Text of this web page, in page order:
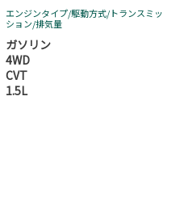
エンジンタイプ/駆動方式/トランスミッ
ション/排気量
ガソリン
4WD
CVT
1.5L